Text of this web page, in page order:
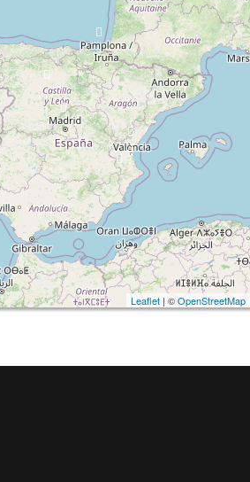
Leaflet | ©OpenStreetMap